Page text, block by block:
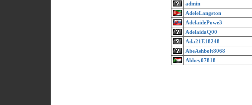
admin
AdeleLangston
AdelaidePowe3
AdelaidaQ00
Ada21E18248
AbeAshbolt8068
Abbey07818